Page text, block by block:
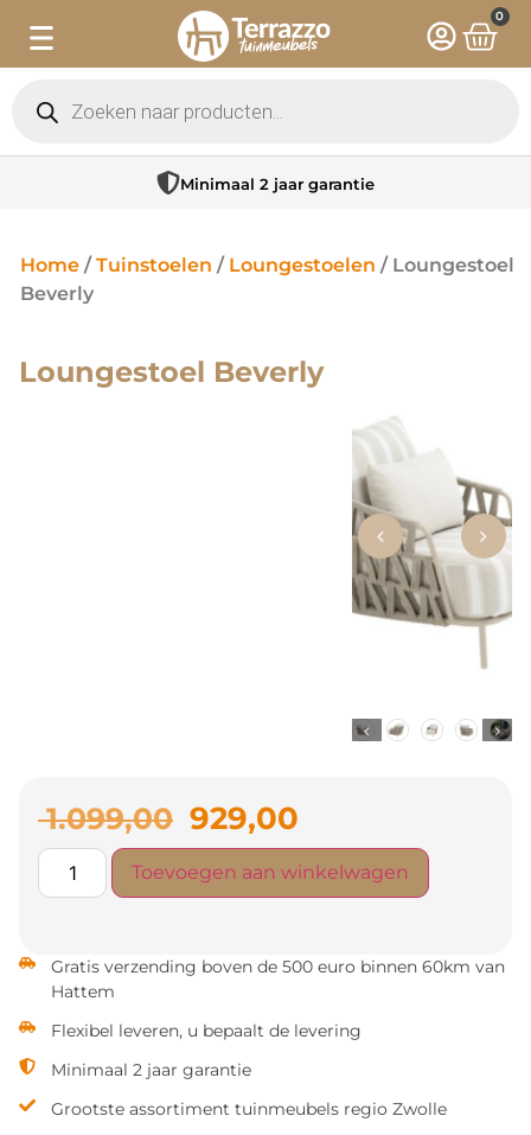
0
Minimaal 2 jaar garantie
Home / Tuinstoelen / Loungestoelen / Loungestoel
Beverly
Loungestoel Beverly
1.099,00 929,00
Toevoegen aan winkelwagen
Gratis verzending boven de 500 euro binnen 60km van
Hattem
Flexibel leveren, u bepaalt de levering
Minimaal 2 jaar garantie
Grootste assortiment tuinmeubels regio Zwolle